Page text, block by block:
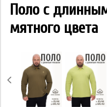
Поло с
мятного цвета